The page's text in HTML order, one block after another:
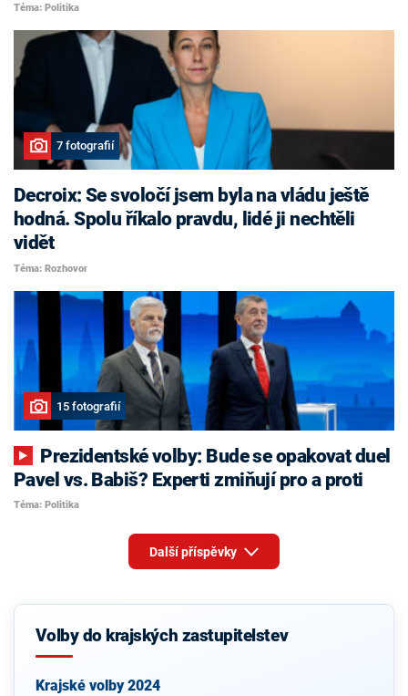
Téma: Politika
7 fotografií
Decroix: Se svoločí jsem byla na vládu ještě
hodná. Spolu říkalo pravdu, lidé ji nechtěli
vidět
Téma: Rozhovor
15 fotografií
Pavel vs. Babiš? Experti zmiňují pro a proti
Téma: Politika
Další příspěvky
Volby do krajských zastupitelstev
Krajské volby 2024